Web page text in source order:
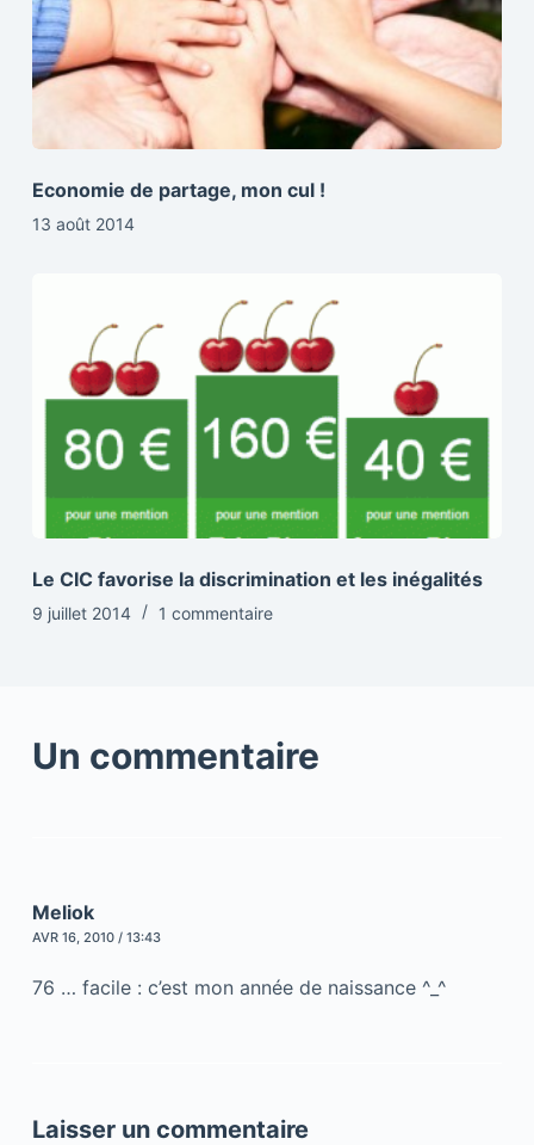
Economie de partage, mon cul !
13 août 2014
Le CIC favorise la discrimination et les inégalités
9 juillet 2014 1 commentaire
Un commentaire
Meliok
AVR 16, 2010 / 13:43
76 … facile : c’est mon année de naissance ^_^
Laisser un commentaire